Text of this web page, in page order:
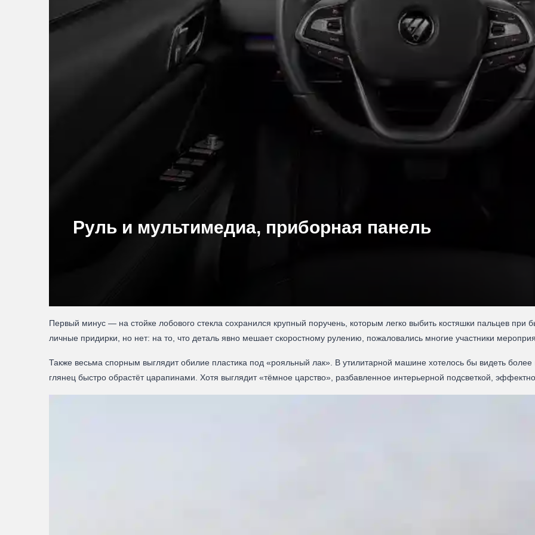
Руль и мультимедиа, приборная панель
Первый минус — на стойке лобового стекла сохранился крупный поручень, которым легко выбить костяшки пальцев
личные придирки, но нет: на то, что деталь явно мешает скоростному рулению, пожаловались многие участники
Также весьма спорным выглядит обилие пластика под «рояльный лак». В утилитарной машине хотелось бы видеть
глянец быстро обрастёт царапинами. Хотя выглядит «тёмное царство», разбавленное интерьерной подсветкой,